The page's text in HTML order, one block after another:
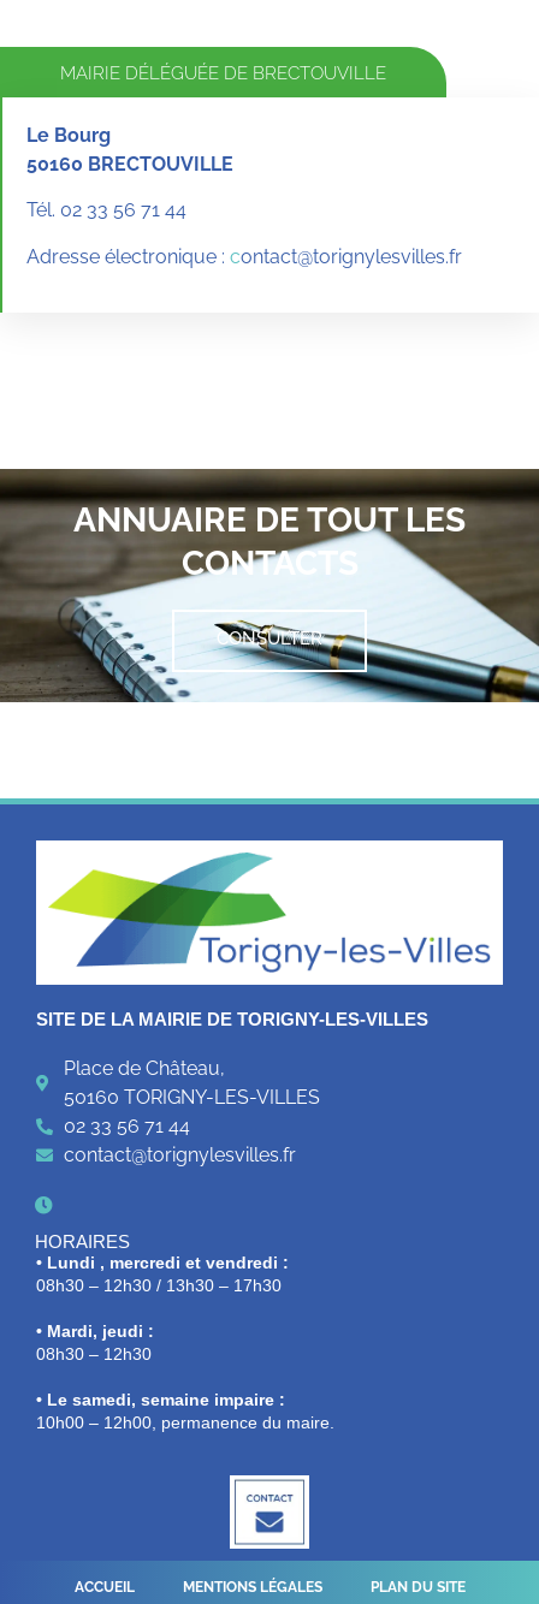
MAIRIE DÉLÉGUÉE DE BRECTOUVILLE
Le Bourg
50160 BRECTOUVILLE
Tél. 02 33 56 71 44
Adresse électronique : contact@torignylesvilles.fr
ANNUAIRE DE TOUT LES
CONTACTS
CONSULTER
SITE DE LA MAIRIE DE TORIGNY-LES-VILLES
Place de Château,
50160 TORIGNY-LES-VILLES
02 33 56 71 44
contact@torignylesvilles.fr
HORAIRES
• Lundi , mercredi et vendredi :
08h30 – 12h30 / 13h30 – 17h30
• Mardi, jeudi :
08h30 – 12h30
• Le samedi, semaine impaire :
10h00 – 12h00, permanence du maire.
ACCUEIL MENTIONS LÉGALES PLAN DU SITE